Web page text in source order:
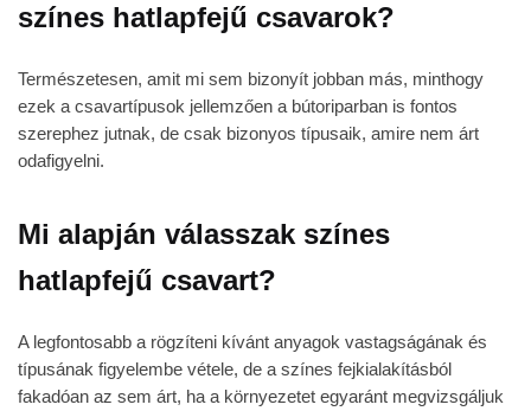
színes hatlapfejű csavarok?
Természetesen, amit mi sem bizonyít jobban más, minthogy
ezek a csavartípusok jellemzően a bútoriparban is fontos
szerephez jutnak, de csak bizonyos típusaik, amire nem árt
odafigyelni.
Mi alapján válasszak színes
hatlapfejű csavart?
A legfontosabb a rögzíteni kívánt anyagok vastagságának és
típusának figyelembe vétele, de a színes fejkialakításból
fakadóan az sem árt, ha a környezetet egyaránt megvizsgáljuk